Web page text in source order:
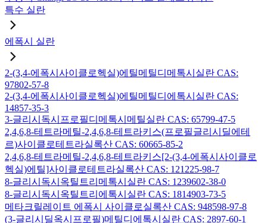
특수 실란
에폭시 실란
2-(3,4-에폭시사이클로헥실)에틸메틸디메톡시실란 CAS:
97802-57-8
2-(3,4-에폭시사이클로헥실)에틸메틸디에톡시실란 CAS:
14857-35-3
3-글리시독시프로필디메톡시메틸실란 CAS: 65799-47-5
2,4,6,8-테트라메틸-2,4,6,8-테트라키스(프로필글리시딜에테
르)사이클로테트라실록산 CAS: 60665-85-2
2,4,6,8-테트라메틸-2,4,6,8-테트라키스[2-(3,4-에폭시사이클로
헥실)에틸]사이클로테트라실록산 CAS: 121225-98-7
8-글리시독시옥틸트리메톡시실란 CAS: 1239602-38-0
8-글리시독시옥틸트리에톡시실란 CAS: 1814903-73-5
메타크릴레이트 에폭시 사이클로실록산 CAS: 948598-97-8
(3-글리시딜옥시프로필)메틸디에톡시실란 CAS: 2897-60-1